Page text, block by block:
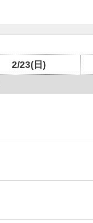
2/23(日)